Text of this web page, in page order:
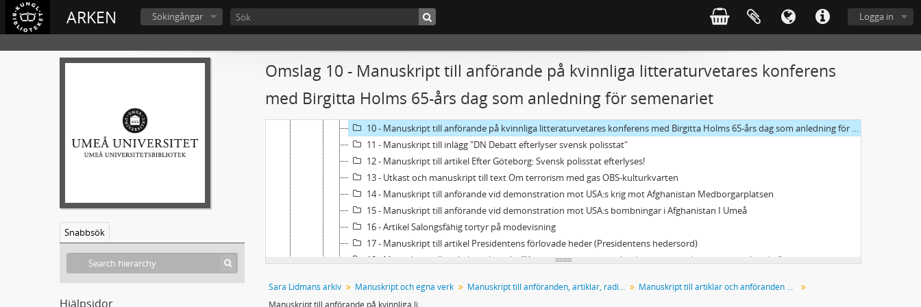
ARKEN Logga in
Sökingångar
Snabbsök
Hjälpsidor
Omslag 10 - Manuskript till anförande på kvinnliga litteraturvetares konferens
med Birgitta Holms 65-års dag som anledning för semenariet
3 - Manuskript till anförande vid invigningen av biblioteket Renfors/Vindeln
4 - Manuskript och utkast till anförande om Hjördis Schymberg i Alnö kyrka
6 - Manuskript till artikel Saras krönika... Eisenhower var ju ingen duva precis
7 - Manuskript till anförande vid välkomstceremoni för lärarhögskolans första årskurs (Aula Nordica, Umeå)
8 - Manuskript till artikel om FOI
9 - Manuskript till text till utställningskatalog om Martha Nilsson Edelheit
10 - Manuskript till anförande på kvinnliga litteraturvetares konferens med Birgitta Holms 65-års dag som anledning för semenariet
11 - Manuskript till inlägg "DN Debatt efterlyser svensk polisstat"
12 - Manuskript till artikel Efter Göteborg: Svensk polisstat efterlyses!
13 - Utkast och manuskript till text Om terrorism med gas OBS-kulturkvarten
14 - Manuskript till anförande vid demonstration mot USA:s krig mot Afghanistan Medborgarplatsen
15 - Manuskript till anförande vid demonstration mot USA:s bombningar i Afghanistan I Umeå
16 - Artikel Salongsfähig tortyr på modevisning
17 - Manuskript till artikel Presidentens förlovade heder (Presidentens hedersord)
18 - Manuskript till artikel gästkrönika "Konsten att ge bort ett land utan att medborgarna märker det"
20 - Manuskript till artikel om Matthew Barneys filmsvit The Creamaster Cycle
Sara Lidmans arkiv Manuskript och egna verk Manuskript till anföranden, artiklar, radio- och TV-programinslag
Manuskript till artiklar och anföranden 2001-2003
Manuskript till anförande på kvinnliga litteraturvetares konferens med Birgitta Holms 65-års dag som anledning för semenariet